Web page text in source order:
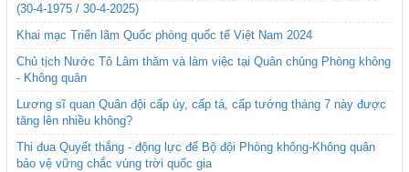
(30-4-1975 / 30-4-2025)
Khai mạc Triển lãm Quốc phòng quốc tế Việt Nam 2024
Chủ tịch Nước Tô Lâm thăm và làm việc tại Quân chủng Phòng không
- Không quân
Lương sĩ quan Quân đội cấp úy, cấp tá, cấp tướng tháng 7 này được
tăng lên nhiều không?
Thi đua Quyết thắng - động lực để Bộ đội Phòng không-Không quân
bảo vệ vững chắc vùng trời quốc gia